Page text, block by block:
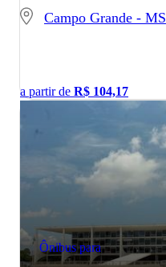
Campo Grande - MS
a partir de R$ 104,17
Ônibus para